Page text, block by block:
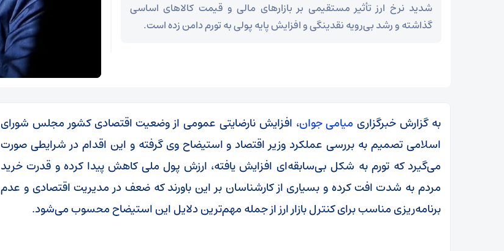
شدید نرخ ارز تأثیر مستقیمی بر بازارهای مالی و قیمت کالاهای اساسی
گذاشته و رشد بی‌رویه نقدینگی و افزایش پایه پولی به تورم دامن زده است.
به گزارش خبرگزاری میامی جوان، افزایش نارضایتی عمومی از وضعیت اقتصادی کشور مجلس شورای
اسلامی تصمیم به بررسی عملکرد وزیر اقتصاد و استیضاح وی گرفته و این اقدام در شرایطی صورت
می‌گیرد که تورم به شکل بی‌سابقه‌ای افزایش یافته، ارزش پول ملی کاهش پیدا کرده و قدرت خرید
مردم به شدت افت کرده و بسیاری از کارشناسان بر این باورند که ضعف در مدیریت اقتصادی و عدم
برنامه‌ریزی مناسب برای کنترل بازار ارز از جمله مهم‌ترین دلایل این استیضاح محسوب می‌شود.